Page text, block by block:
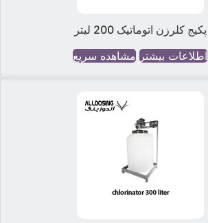
پکیج کلرزن اتوماتیک 200 لیتر
اطلاعات بیشتر مشاهده سریع